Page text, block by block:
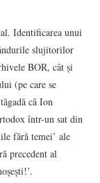
Identificarea unui
slujitorilor
BOR, cât şi
(pe care se
că Ion
într-un sat din
fără temei’ ale
precedent al